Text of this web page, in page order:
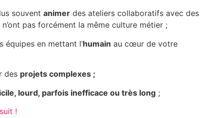
souvent animer des ateliers collaboratifs avec des
pas forcément la même culture métier ;
équipes en mettant l’humain au cœur de votre
des projets complexes ;
lourd, parfois inefficace ou très long ;
!